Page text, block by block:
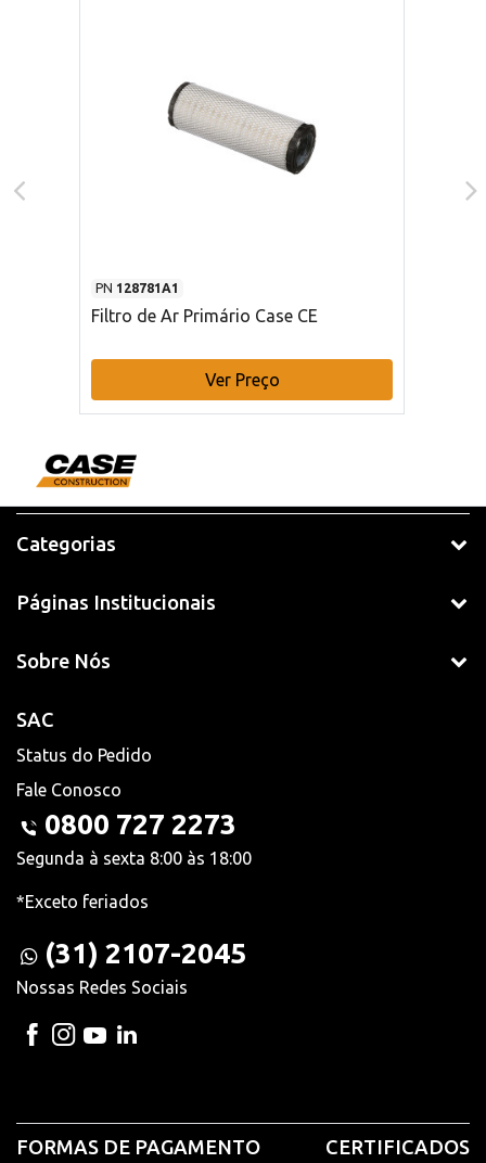
PN 128781A1
Filtro de Ar Primário Case CE
Ver Preço
Categorias
Páginas Institucionais
Sobre Nós
SAC
Status do Pedido
Fale Conosco
0800 727 2273
Segunda à sexta 8:00 às 18:00
*Exceto feriados
(31) 2107-2045
Nossas Redes Sociais
FORMAS DE PAGAMENTO CERTIFICADOS